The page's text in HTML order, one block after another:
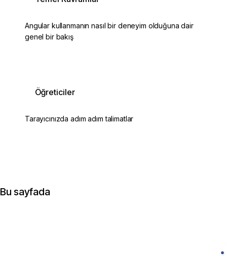
Angular kullanmanın nasıl bir deneyim olduğuna dair
genel bir bakış
Öğreticiler
Tarayıcınızda adım adım talimatlar
Bu sayfada